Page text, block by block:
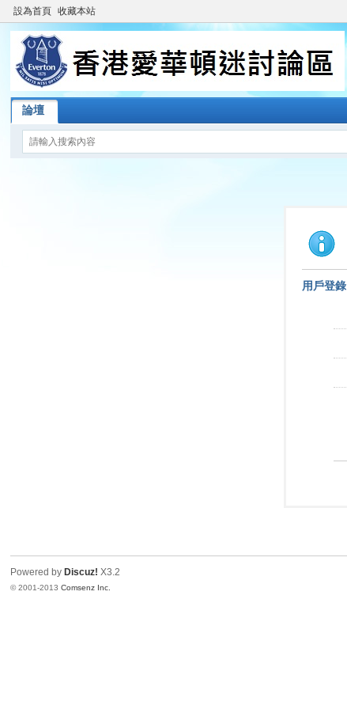
設為首頁 收藏本站
論壇
用戶登錄
Powered by Discuz! X3.2
© 2001-2013Comsenz Inc.